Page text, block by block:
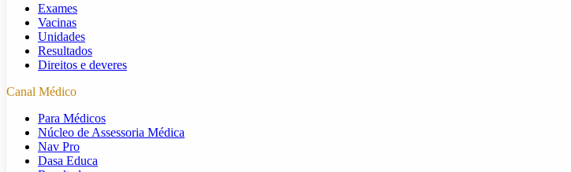
Exames
Vacinas
Unidades
Resultados
Direitos e deveres
Canal Médico
Para Médicos
Núcleo de Assessoria Médica
Nav Pro
Dasa Educa